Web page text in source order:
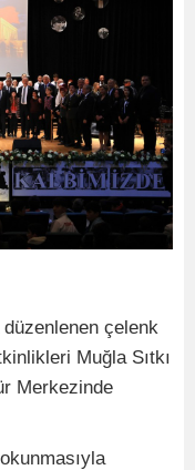
çelenk
Muğla Sıtkı
Merkezinde